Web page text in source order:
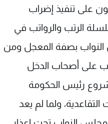
على تنفيذ إضراب
إقرار سلسلة الرتب والرواتب في
النواب بصفة المعجل ومن
على أصحاب الدخل
رئيس الحكومة
ولما لم يعد